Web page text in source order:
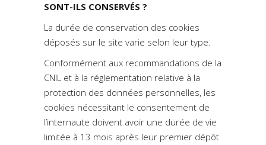
SONT-ILS CONSERVÉS ?
La durée de conservation des cookies
déposés sur le site varie selon leur type.
Conformément aux recommandations de la
CNIL et à la réglementation relative à la
protection des données personnelles, les
cookies nécessitant le consentement de
l’internaute doivent avoir une durée de vie
limitée à 13 mois après leur premier dépôt